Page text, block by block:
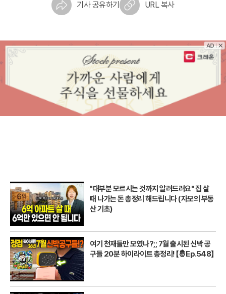
기사 공유하기 URL 복사
"대부분 모르시는 것까지 알려드려요" 집 살
때 나가는 돈 총정리 해드립니다 (자모의 부동
산 기초)
여기 천재들만 모였나?;; 7월 출시된 신박 공
구들 20분 하이라이트 총정리! 【🤴Ep.548】